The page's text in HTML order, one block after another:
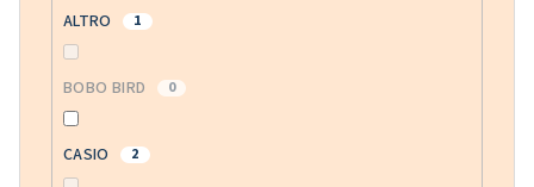
ALTRO 1
BOBO BIRD 0
CASIO 2